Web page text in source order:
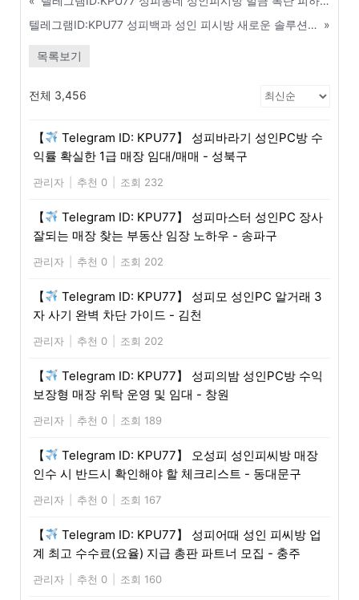
텔레그램ID:KPU77 성피백과 성인 피시방 새로운 솔루션 도입 시 기대 수익률 분석 - 서산
»
목록보기
전체 3,456
【
Telegram ID: KPU77】 성피바라기 성인PC방 수
익률 확실한 1급 매장 임대/매매 - 성북구
관리자 추천 0 조회 232
【
Telegram ID: KPU77】 성피마스터 성인PC 장사
잘되는 매장 찾는 부동산 임장 노하우 - 송파구
관리자 추천 0 조회 202
【
Telegram ID: KPU77】 성피모 성인PC 알거래 3
자 사기 완벽 차단 가이드 - 김천
관리자 추천 0 조회 202
【
Telegram ID: KPU77】 성피의밤 성인PC방 수익
보장형 매장 위탁 운영 및 임대 - 창원
관리자 추천 0 조회 189
【
Telegram ID: KPU77】 오성피 성인피씨방 매장
인수 시 반드시 확인해야 할 체크리스트 - 동대문구
관리자 추천 0 조회 167
【
Telegram ID: KPU77】 성피어때 성인 피씨방 업
계 최고 수수료(요율) 지급 총판 파트너 모집 - 충주
관리자 추천 0 조회 160